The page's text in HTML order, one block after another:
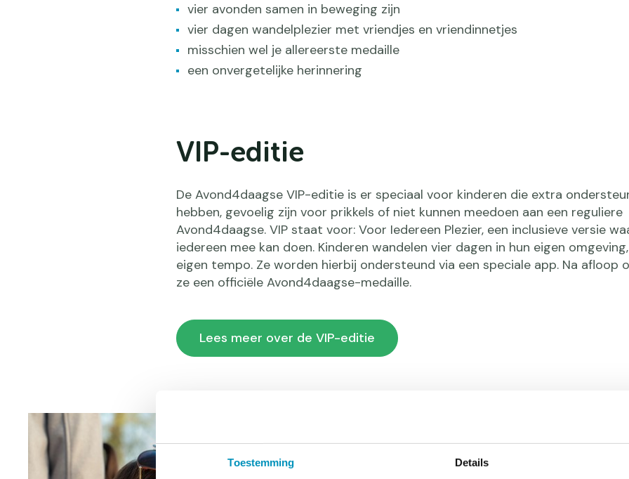
Toestemming Details
vier avonden samen in beweging zijn
vier dagen wandelplezier met vriendjes en vriendinnetjes
misschien wel je allereerste medaille
een onvergetelijke herinnering
VIP-editie
De Avond4daagse VIP-editie is er speciaal voor kinderen die extra
hebben, gevoelig zijn voor prikkels of niet kunnen meedoen aan een reguliere
Avond4daagse. VIP staat voor: Voor Iedereen Plezier, een inclusieve versie
iedereen mee kan doen. Kinderen wandelen vier dagen in hun eigen
eigen tempo. Ze worden hierbij ondersteund via een speciale app. Na afloop
ze een officiële Avond4daagse-medaille.
Lees meer over de VIP-editie